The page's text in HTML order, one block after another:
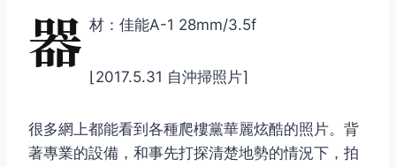
器 材：佳能A-1 28mm/3.5f
⌊2017.5.31 自沖掃照片⌉
很多網上都能看到各種爬樓黨華麗炫酷的照片。背
著專業的設備，和事先打探清楚地勢的情況下，拍